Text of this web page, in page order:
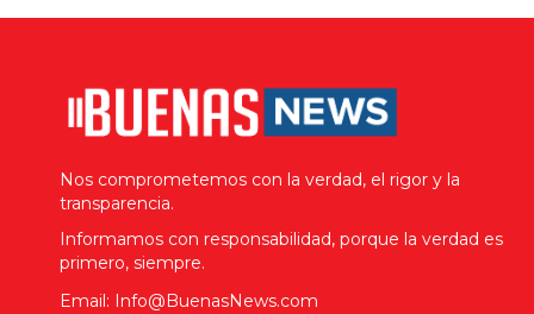
Nos comprometemos con la verdad, el rigor y la
transparencia.
Informamos con responsabilidad, porque la verdad es
primero, siempre.
Email: Info@BuenasNews.com